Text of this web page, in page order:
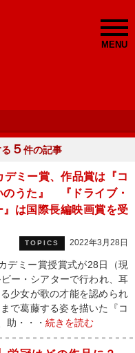
MENU
５件の記事
デミー賞、作品賞は『コ
うた』 『ドライブ・
』は国際長編映画賞を受
TOPICS 2022年3月28日
デミー賞授賞式が28日（現
ー・シアターで行われ、耳
少女が歌の才能を認められ
で葛藤する姿を描いた『コ
助・・・ 続きを読む